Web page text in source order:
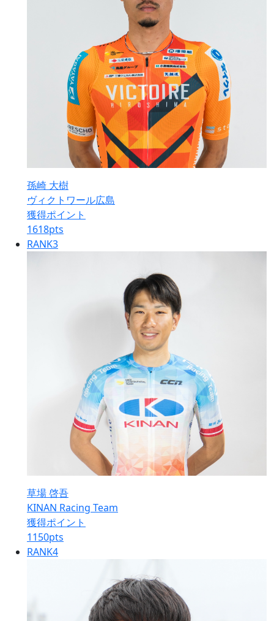
孫崎 大樹
ヴィクトワール広島
獲得ポイント
1618pts
RANK3
草場 啓吾
KINAN Racing Team
獲得ポイント
1150pts
RANK4